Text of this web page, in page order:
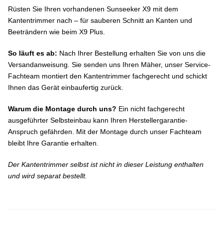
Rüsten Sie Ihren vorhandenen Sunseeker X9 mit dem
Kantentrimmer nach – für sauberen Schnitt an Kanten und
Beeträndern wie beim X9 Plus.
So läuft es ab: Nach Ihrer Bestellung erhalten Sie von uns die
Versandanweisung. Sie senden uns Ihren Mäher, unser Service-
Fachteam montiert den Kantentrimmer fachgerecht und schickt
Ihnen das Gerät einbaufertig zurück.
Warum die Montage durch uns? Ein nicht fachgerecht
ausgeführter Selbsteinbau kann Ihren Herstellergarantie-
Anspruch gefährden. Mit der Montage durch unser Fachteam
bleibt Ihre Garantie erhalten.
Der Kantentrimmer selbst ist nicht in dieser Leistung enthalten
und wird separat bestellt.